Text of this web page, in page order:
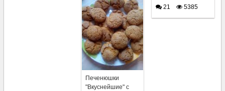
21
5385
Печенюшки
"Вкуснейшие" с